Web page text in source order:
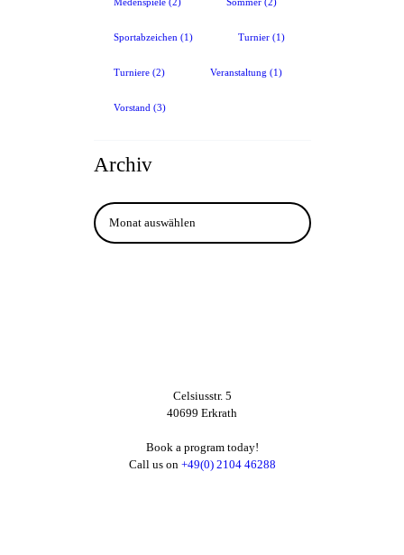
Sportabzeichen (1) Turnier(1)
Turniere(2) Veranstaltung (1)
Vorstand (3)
Archiv
Archiv
Celsiusstr. 5
40699 Erkrath
Book a program today!
Call us on +49(0) 2104 46288